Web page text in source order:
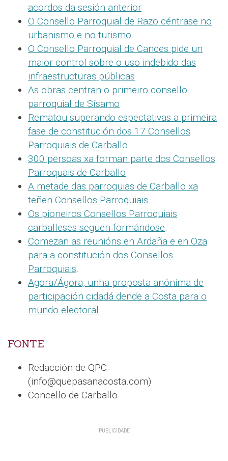
acordos da sesión anterior
O Consello Parroquial de Razo céntrase no
urbanismo e no turismo
O Consello Parroquial de Cances pide un
maior control sobre o uso indebido das
infraestructuras públicas
As obras centran o primeiro consello
parroquial de Sísamo
Rematou superando espectativas a primeira
fase de constitución dos 17 Consellos
Parroquiais de Carballo
300 persoas xa forman parte dos Consellos
Parroquais de Carballo.
A metade das parroquias de Carballo xa
teñen Consellos Parroquiais.
Os pioneiros Consellos Parroquiais
carballeses seguen formándose.
Comezan as reunións en Ardaña e en Oza
para a constitución dos Consellos
Parroquiais.
Agora/Ágora, unha proposta anónima de
participación cidadá dende a Costa para o
mundo electoral.
FONTE
Redacción de QPC
(info@quepasanacosta.com)
Concello de Carballo